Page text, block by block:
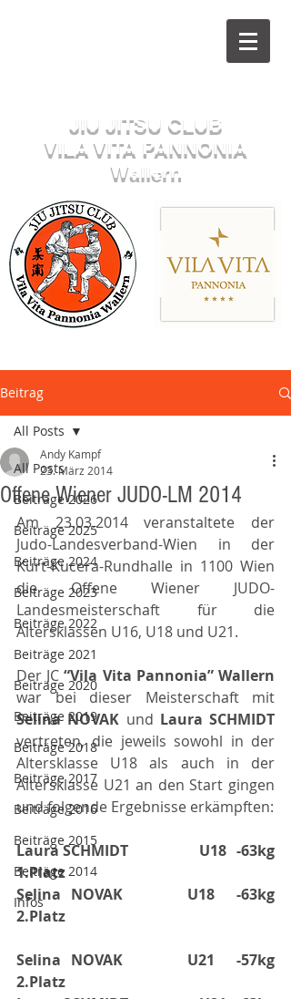
JIU JITSU CLUB
VILA VITA PANNONIA
Wallern
Beitrag
All Posts
Beiträge 2026
Beiträge 2025
Beiträge 2024
Beiträge 2023
Beiträge 2022
Beiträge 2021
Beiträge 2020
Beiträge 2019
Beiträge 2018
Beiträge 2017
Beiträge 2016
Beiträge 2015
Beiträge 2014
Infos
All Posts
Offene Wiener JUDO-LM 2014
Andy Kampf
23. März 2014
Am 23.03.2014 veranstaltete der
Judo-Landesverband-Wien in der
Kurt-Kucera-Rundhalle in 1100 Wien
die Offene Wiener JUDO-
Landesmeisterschaft für die
Altersklassen U16, U18 und U21.
Der JC
Selina NOVAK und Laura SCHMIDT
vertreten, die jeweils sowohl in der
Altersklasse U18 als auch in der
Altersklasse U21 an den Start gingen
und folgende Ergebnisse erkämpften:
Laura SCHMIDT U18 -63kg
1.Platz
Selina NOVAK
U18
-63kg
2.Platz
Selina NOVAK U21
-57kg
2.Platz